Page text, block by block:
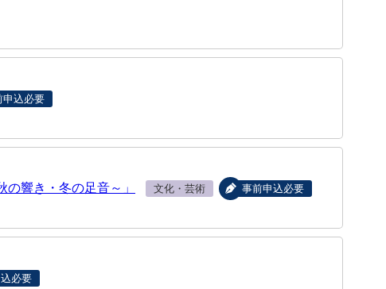
申込必要
響き・冬の足音～」 文化・芸術 事前申込必要
必要